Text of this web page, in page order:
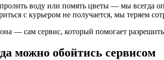
воду или помять цветы — мы всегда
с курьером не получается, мы теряем
— сам сервис, который помогает
можно обойтись сервисом